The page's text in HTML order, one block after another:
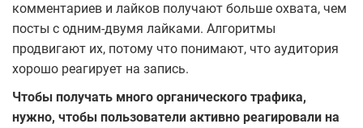
комментариев и лайков получают больше охвата, чем
посты с одним-двумя лайками. Алгоритмы
продвигают их, потому что понимают, что аудитория
хорошо реагирует на запись.
Чтобы получать много органического трафика,
нужно, чтобы пользователи активно реагировали на